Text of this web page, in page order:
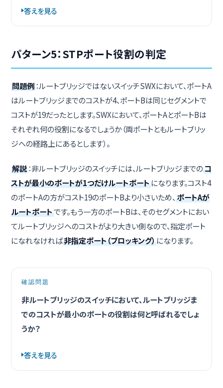
答えを見る
パターン5：STPポート役割の判定
問題例 ：ルートブリッジではないスイッチSWXにおいて、ポートA
はルートブリッジまでのコストが4、ポートBは同じセグメントで
コストが19だったとします。SWXにおいて、ポートAとポートBは
それぞれ何の役割になるでしょうか（両ポートともルートブリッ
ジへの経路上にあるとします）。
解説 ：非ルートブリッジのスイッチには、ルートブリッジまでのコ
ストが最小のポートが1つだけルートポートになります。コスト4
のポートAの方がコスト19のポートBより小さいため、ポートAが
ルートポートです。もう一方のポートBは、そのセグメントにおい
てルートブリッジへのコストがより大きい側なので、指定ポート
になれなければ非指定ポート（ブロッキング）になります。
確認問題
非ルートブリッジのスイッチにおいて、ルートブリッジま
でのコストが最小のポートの役割は何と呼ばれるでしょ
うか？
答えを見る